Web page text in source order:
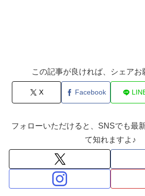
この記事が良ければ、シェアお
X Facebook
フォローいただけると、SNSでも最
て知れますよ♪